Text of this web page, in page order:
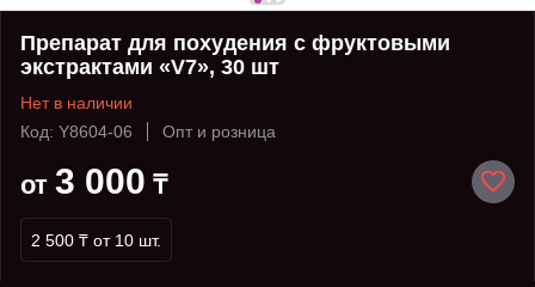
Препарат для похудения с фруктовыми
экстрактами «V7», 30 шт
Нет в наличии
Код: Y8604-06
Опт и розница
от 3 000 ₸
2 500 ₸ от 10 шт.